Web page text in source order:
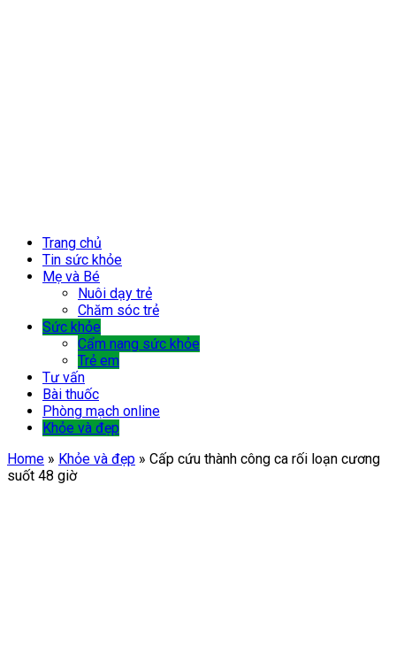
Trang chủ
Tin sức khỏe
Mẹ và Bé
Nuôi dạy trẻ
Chăm sóc trẻ
Sức khỏe
Cẩm nang sức khỏe
Trẻ em
Tư vấn
Bài thuốc
Phòng mạch online
Khỏe và đẹp
Home » Khỏe và đẹp » Cấp cứu thành công ca rối loạn cương
suốt 48 giờ